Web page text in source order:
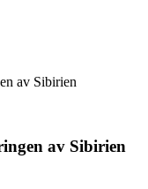
av Sibirien
av Sibirien